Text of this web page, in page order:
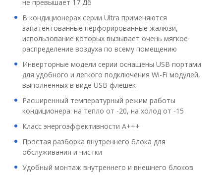
не превышает 17 Дб
В кондиционерах серии Ultra применяются
запатентованные перфорированные жалюзи,
использование которых вызывает очень мягкое
распределение воздуха по всему помещению
Инверторные модели серии оснащены USB портами
для удобного и легкого подключения Wi-Fi модулей,
выполненных в виде USB флешек
Расширенный температурный режим работы
кондиционера: на тепло от -20, на холод от -15
Класс энергоэффективности А+++
Простая разборка внутреннего блока для
обслуживания и чистки
Удобный монтаж внутреннего и внешнего блоков